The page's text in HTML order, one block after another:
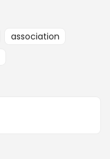
association